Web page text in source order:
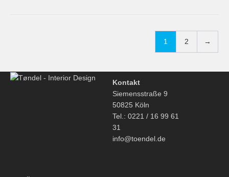
1 2 →
Kontakt
Siemensstraße 9
50825 Köln
Tel.: 0221 / 16 99 61
31
info@toendel.de